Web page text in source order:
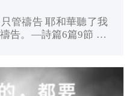
管禱告 耶和華聽了我
告。—詩篇6篇9節 經